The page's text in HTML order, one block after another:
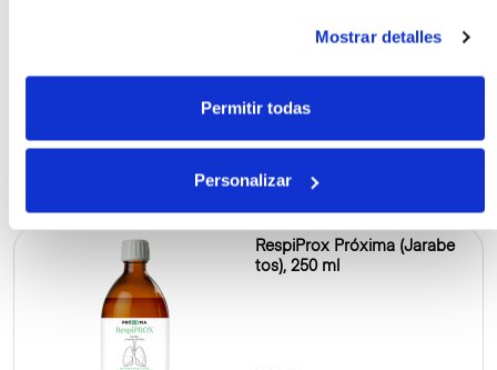
Mostrar detalles
Permitir todas
Personalizar
RespiProx Próxima (Jarabe
tos), 250 ml